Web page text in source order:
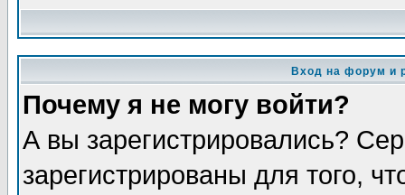
Вход на форум и
Почему я не могу войти?
А вы зарегистрировались?
зарегистрированы для того,